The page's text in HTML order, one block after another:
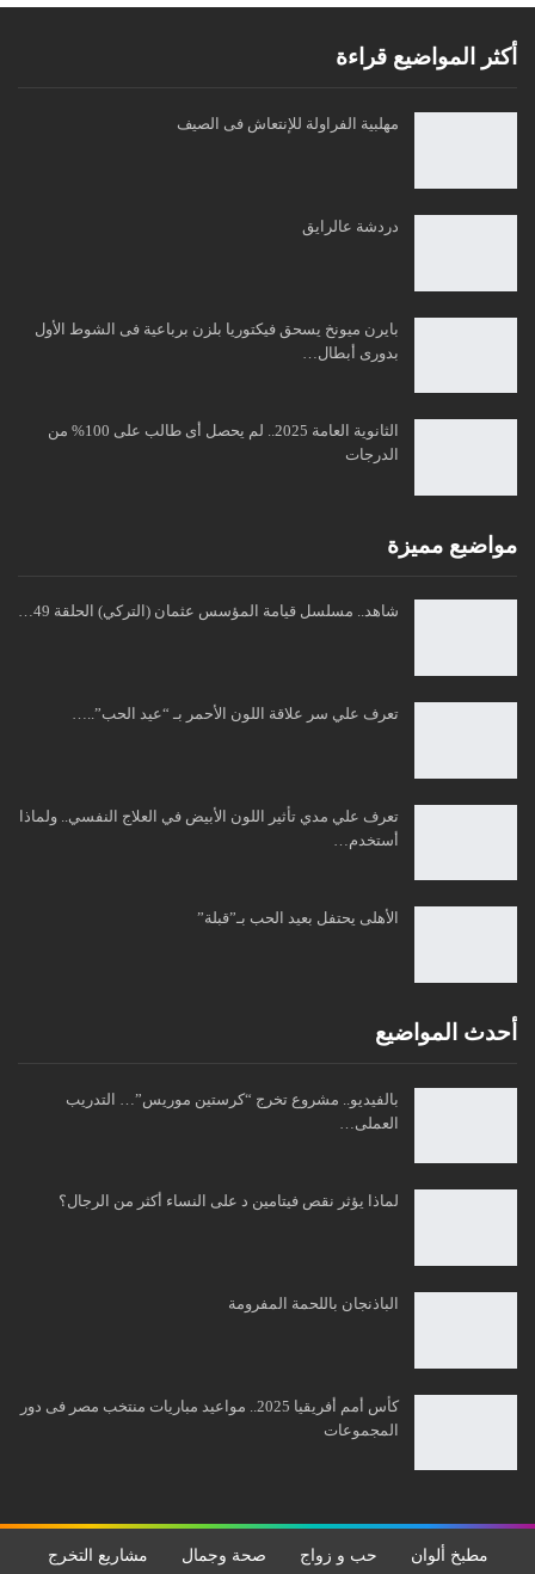
أكثر المواضيع قراءة
مهلبية الفراولة للإنتعاش فى الصيف
دردشة عالرايق
بايرن ميونخ يسحق فيكتوريا بلزن برباعية فى الشوط الأول
بدورى أبطال…
الثانوية العامة 2025.. لم يحصل أى طالب على 100% من
الدرجات
مواضبع مميزة
شاهد.. مسلسل قيامة المؤسس عثمان (التركي) الحلقة 49…
تعرف علي سر علاقة اللون الأحمر بـ “عيد الحب”..…
تعرف علي مدي تأثير اللون الأبيض في العلاج النفسي.. ولماذا
أستخدم…
الأهلى يحتفل بعيد الحب بـ”قبلة”
أحدث المواضيع
بالفيديو.. مشروع تخرج “كرستين موريس”… التدريب
العملى…
لماذا يؤثر نقص فيتامين د على النساء أكثر من الرجال؟
الباذنجان باللحمة المفرومة
كأس أمم أفريقيا 2025.. مواعيد مباريات منتخب مصر فى دور
المجموعات
مطبخ ألوان حب و زواج صحة وجمال مشاريع التخرج